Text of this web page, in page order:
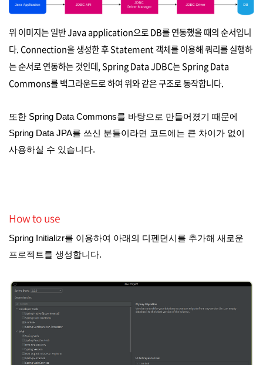
위 이미지는 일반 Java application으로 DB를 연동했을 때의 순서입니
다. Connection을 생성한 후 Statement 객체를 이용해 쿼리를 실행하
는 순서로 연동하는 것인데, Spring Data JDBC는 Spring Data
Commons를 백그라운드로 하여 위와 같은 구조로 동작합니다.
또한 Spring Data Commons를 바탕으로 만들어졌기 때문에
Spring Data JPA를 쓰신 분들이라면 코드에는 큰 차이가 없이
사용하실 수 있습니다.
How to use
Spring Initializr를 이용하여 아래의 디펜던시를 추가해 새로운
프로젝트를 생성합니다.